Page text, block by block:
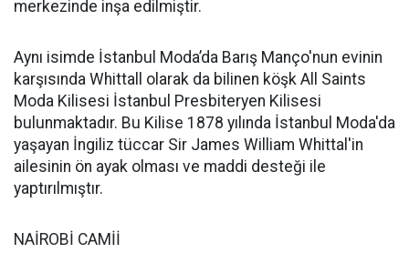
merkezinde inşa edilmiştir.
Aynı isimde İstanbul Moda’da Barış Manço'nun evinin
karşısında Whittall olarak da bilinen köşk All Saints
Moda Kilisesi İstanbul Presbiteryen Kilisesi
bulunmaktadır. Bu Kilise 1878 yılında İstanbul Moda'da
yaşayan İngiliz tüccar Sir James William Whittal'in
ailesinin ön ayak olması ve maddi desteği ile
yaptırılmıştır.
NAİROBİ CAMİİ